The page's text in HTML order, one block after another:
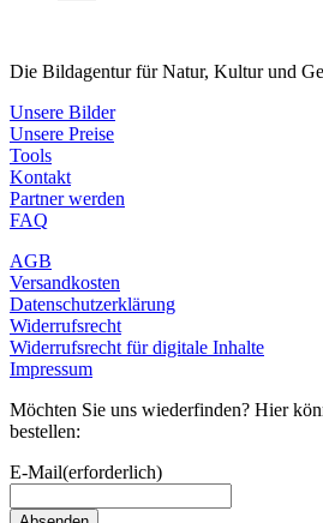
Die Bildagentur für Natur, Kultur und
Unsere Bilder
Unsere Preise
Tools
Kontakt
Partner werden
FAQ
AGB
Versandkosten
Datenschutzerklärung
Widerrufsrecht
Widerrufsrecht für digitale Inhalte
Impressum
Möchten Sie uns wiederfinden? Hier
bestellen:
E-Mail(erforderlich)